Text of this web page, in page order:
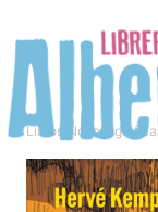
Libros Novela